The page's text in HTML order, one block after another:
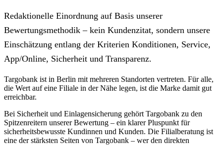
Redaktionelle Einordnung auf Basis unserer
Bewertungsmethodik – kein Kundenzitat, sondern unsere
Einschätzung entlang der Kriterien Konditionen, Service,
App/Online, Sicherheit und Transparenz.
Targobank ist in Berlin mit mehreren Standorten vertreten. Für alle,
die Wert auf eine Filiale in der Nähe legen, ist die Marke damit gut
erreichbar.
Bei Sicherheit und Einlagensicherung gehört Targobank zu den
Spitzenreitern unserer Bewertung – ein klarer Pluspunkt für
sicherheitsbewusste Kundinnen und Kunden. Die Filialberatung ist
eine der stärksten Seiten von Targobank – wer den direkten